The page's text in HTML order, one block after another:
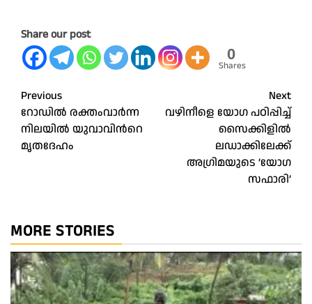
Share our post
0
Shares
Post
navigation
Previous
റോഡിൽ രക്തംവാർന്ന
നിലയിൽ യുവാവിന്‍റെ
മൃതദേഹം
Next
വഴിനീളെ യോഗ പഠിപ്പിച്ച്
സൈക്കിളിൽ
ലഡാക്കിലേക്ക്
അഗ്രിമയുടെ ‘യോഗ
സഫാരി’
MORE STORIES